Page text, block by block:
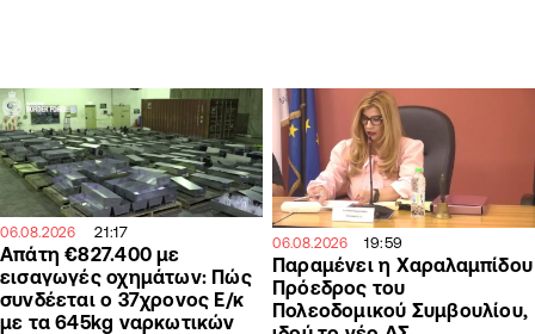
06.08.2026 21:17
Απάτη €827.400 με
εισαγωγές οχημάτων: Πώς
συνδέεται ο 37χρονος Ε/κ
με τα 645kg ναρκωτικών
06.08.2026 19:59
Παραμένει η Χαραλαμπίδου
Πρόεδρος του
Πολεοδομικού Συμβουλίου,